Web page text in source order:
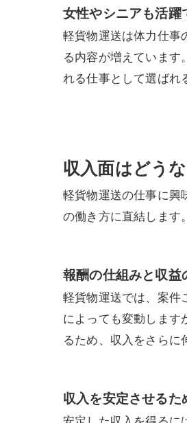
女性やシニアも活躍
軽貨物運送は体力仕事
る内容が増えていま
れる仕事として選ばれ
収入面はどう
軽貨物運送の仕事に興
の働き方に直結します
報酬の仕組みと収益
軽貨物運送では、案件
によっても変動しま
るため、収入をさらに
収入を安定させるた